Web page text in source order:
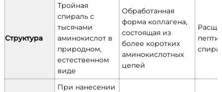
Структура
Тройная
спираль с
тысячами
аминокислот в
природном,
естественном
виде
Обработанная
форма коллагена,
состоящая из
более коротких
аминокислотных
цепей
При нанесении